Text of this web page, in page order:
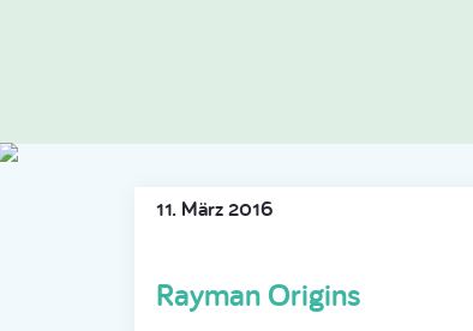
11. März 2016
Rayman Origins